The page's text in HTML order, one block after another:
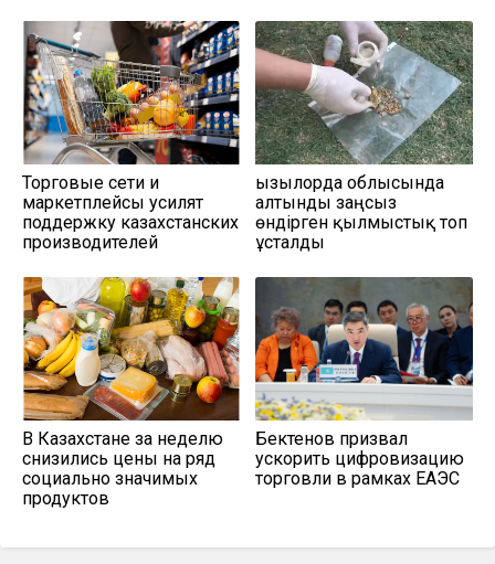
Торговые сети и
маркетплейсы усилят
поддержку казахстанских
производителей
Қызылорда облысында
алтынды заңсыз
өндірген қылмыстық топ
ұсталды
В Казахстане за неделю
снизились цены на ряд
социально значимых
продуктов
Бектенов призвал
ускорить цифровизацию
торговли в рамках ЕАЭС